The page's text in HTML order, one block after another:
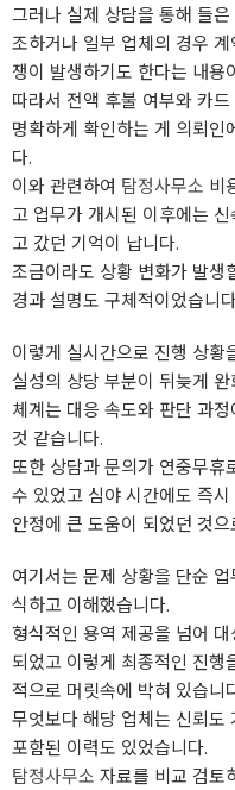
그러나 실제 상담을 통해 들
조하거나 일부 업체의 경우
쟁이 발생하기도 한다는 내용
따라서 전액 후불 여부와 카
명확하게 확인하는 게 의뢰인
다.
이와 관련하여 탐정사무소 비
고 업무가 개시된 이후에는
고 갔던 기억이 납니다.
조금이라도 상황 변화가 발생
경과 설명도 구체적이었습니
이렇게 실시간으로 진행 상
실성의 상당 부분이 뒤늦게
체계는 대응 속도와 판단 과
것 같습니다.
또한 상담과 문의가 연중무휴
수 있었고 심야 시간에도 즉
안정에 큰 도움이 되었던 것으
여기서는 문제 상황을 단순
식하고 이해했습니다.
형식적인 용역 제공을 넘어
되었고 이렇게 최종적인 진행
적으로 머릿속에 박혀 있습니
무엇보다 해당 업체는 신뢰도
포함된 이력도 있었습니다.
탐정사무소 자료를 비교 검토